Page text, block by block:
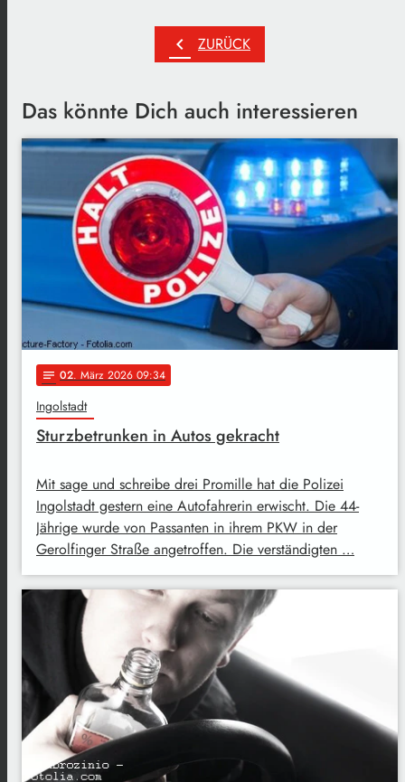
chevron_left ZURÜCK
Das könnte Dich auch interessieren
notes 02. März 2026 09:34
Ingolstadt
Sturzbetrunken in Autos gekracht
Mit sage und schreibe drei Promille hat die Polizei
Ingolstadt gestern eine Autofahrerin erwischt. Die 44-
Jährige wurde von Passanten in ihrem PKW in der
Gerolfinger Straße angetroffen. Die verständigten …